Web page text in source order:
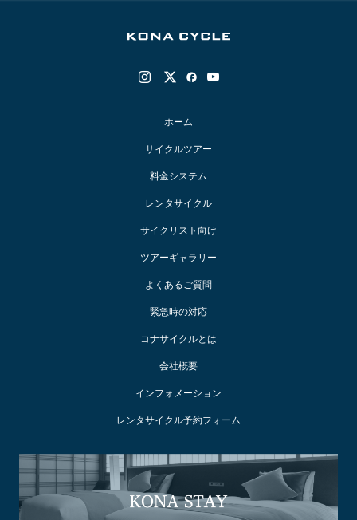
ホーム
サイクルツアー
料金システム
レンタサイクル
サイクリスト向け
ツアーギャラリー
よくあるご質問
緊急時の対応
コナサイクルとは
会社概要
インフォメーション
レンタサイクル予約フォーム